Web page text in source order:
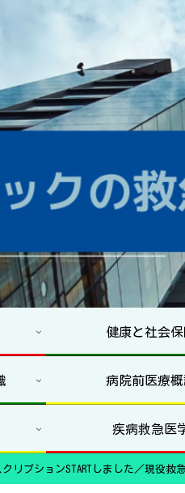
健康と社会保
病院前医療
疾病救急医
リプションSTARTしました／現役